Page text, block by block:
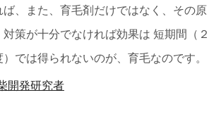
、また、育毛剤だけではなく、その原
策が十分でなければ効果は 短期間（２
では得られないのが、育毛なのです。